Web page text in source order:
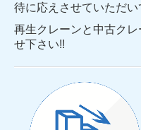
待に応えさせていただい
再生クレーンと中古ク
せ下さい!!